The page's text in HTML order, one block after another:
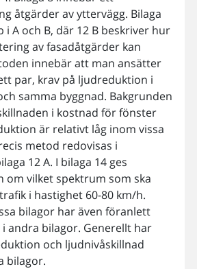
åtgärder av yttervägg. Bilaga
i A och B, där 12 B beskriver hur
av fasadåtgärder kan
innebär att man ansätter
par, krav på ljudreduktion i
samma byggnad. Bakgrunden
i kostnad för fönster
är relativt låg inom vissa
metod redovisas i
12 A. I bilaga 14 ges
om vilket spektrum som ska
i hastighet 60-80 km/h.
bilagor har även föranlett
andra bilagor. Generellt har
och ljudnivåskillnad
bilagor.